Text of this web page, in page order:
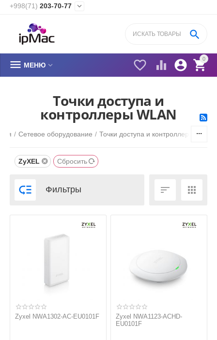
+998(71) 203-70-77 
0


 

 МЕНЮ 
Точки доступа и
контроллеры WLAN
/ Сетевое оборудование / Точки доступа и контроллеры WLAN
ZyXEL Сбросить
 Фильтры  
Zyxel NWA1302-AC-EU0101F
Zyxel NWA1123-ACHD-
EU0101F